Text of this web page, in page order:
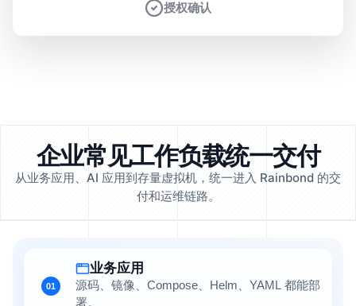
授权确认
企业常见工作负载统一交付
从业务应用、AI 应用到存量虚拟机，统一进入 Rainbond 的交
付和运维链路。
01
业务应用
源码、镜像、Compose、Helm、YAML 都能部
署。